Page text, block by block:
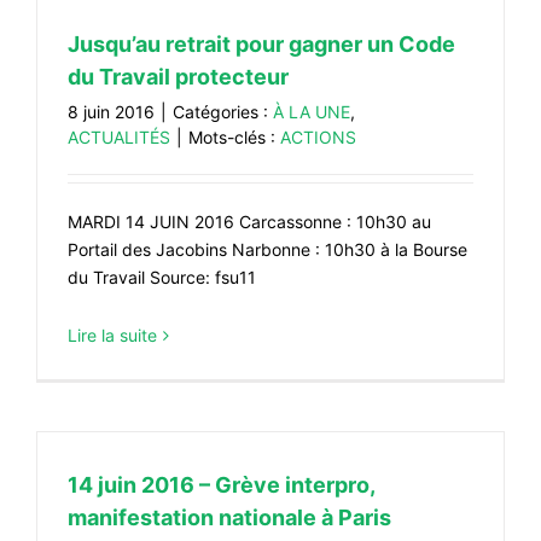
Jusqu’au retrait pour gagner un Code
du Travail protecteur
8 juin 2016 Catégories : À LA UNE,
ACTUALITÉS
Mots-clés : ACTIONS
MARDI 14 JUIN 2016 Carcassonne : 10h30 au
Portail des Jacobins Narbonne : 10h30 à la Bourse
du Travail Source: fsu11
Lire la suite
14 juin 2016 – Grève interpro,
manifestation nationale à Paris